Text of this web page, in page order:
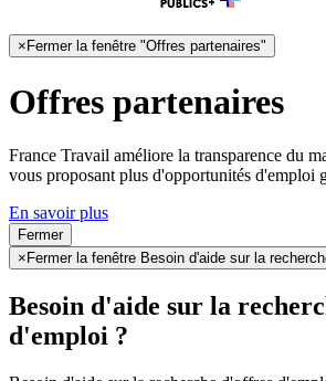
× Fermer la fenêtre "Offres partenaires"
Offres partenaires
France Travail améliore la transparence du
vous proposant plus d'opportunités d'emploi
En savoir plus
Fermer
× Fermer la fenêtre Besoin d'aide sur la
Besoin d'aide sur la
d'emploi ?